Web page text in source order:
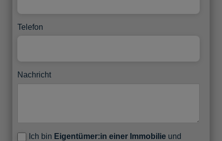
Telefon
Nachricht
Ich bin Eigentümer:in einer Immobilie und